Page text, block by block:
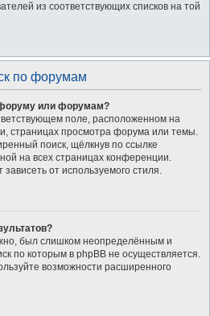
из соответствующих списков на той
по форумам
или форумам?
поле, расположенном на
страницах просмотра форума или темы.
поиск, щёлкнув по ссылке
на всех страницах конференции.
от используемого стиля.
был слишком неопределённым и
по которым в phpBB не осуществляется.
возможности расширенного